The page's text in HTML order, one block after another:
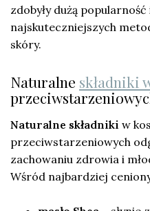
zdobyły dużą
najskuteczniejszych
skóry.
Naturalne składniki
Naturalne składniki w
przeciwstarzeniowych
zachowaniu zdrowia i
Wśród najbardziej